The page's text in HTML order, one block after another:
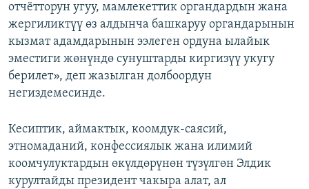
отчётторун угуу, мамлекеттик органдардын жана
жергиликтүү өз алдынча башкаруу органдарынын
кызмат адамдарынын ээлеген ордуна ылайык
эместиги жөнүндө сунуштарды киргизүү укугу
берилет», деп жазылган долбоордун
негиздемесинде.
Кесиптик, аймактык, коомдук-саясий,
этномаданий, конфессиялык жана илимий
коомчулуктардын өкүлдөрүнөн түзүлгөн Элдик
курултайды президент чакыра алат, ал